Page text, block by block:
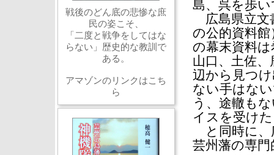
島、呉を歩
広島県立文
の公的資料
の幕末資料
山口、土佐
辺から見つ
ない手はな
う、途轍も
イスを受け
と同時に、
芸州藩の専
戦後のどん底の悲惨な庶
民の姿こそ、
「二度と戦争をしてはな
らない」歴史的な教訓で
ある。
アマゾンのリンクはこち
ら